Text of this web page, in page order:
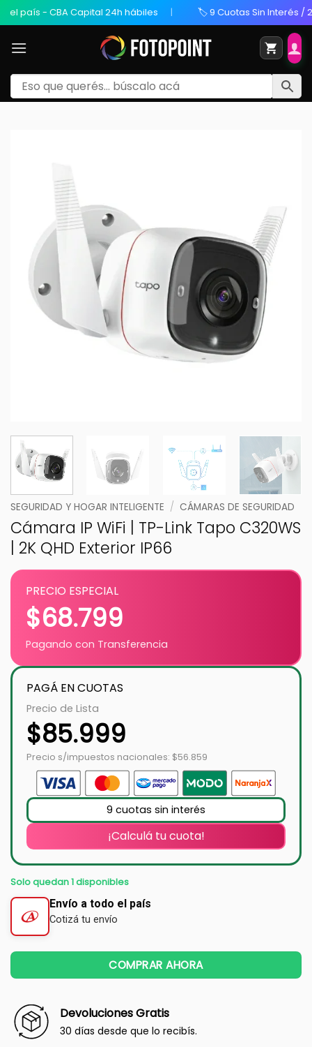
- CBA Capital 24h hábiles 🏷️ 9 Cuotas Sin Interés / 20%
SEGURIDAD Y HOGAR INTELIGENTE / CÁMARAS DE SEGURIDAD
Cámara IP WiFi | TP-Link Tapo C320WS
| 2K QHD Exterior IP66
PRECIO ESPECIAL
$68.799
Pagando con Transferencia
PAGÁ EN CUOTAS
Precio de Lista
$85.999
Precio s/impuestos nacionales: $56.859
9 cuotas sin interés
¡Calculá tu cuota!
Solo quedan 1 disponibles
Envío a todo el país
Cotizá tu envío
COMPRAR AHORA
Devoluciones Gratis
30 días desde que lo recibís.